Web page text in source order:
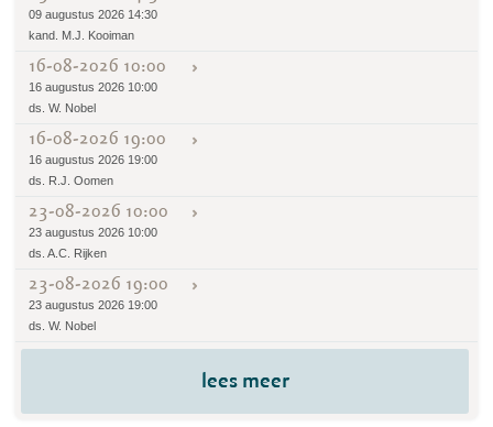
09 augustus 2026 14:30
kand. M.J. Kooiman
16-08-2026 10:00
16 augustus 2026 10:00
ds. W. Nobel
16-08-2026 19:00
16 augustus 2026 19:00
ds. R.J. Oomen
23-08-2026 10:00
23 augustus 2026 10:00
ds. A.C. Rijken
23-08-2026 19:00
23 augustus 2026 19:00
ds. W. Nobel
lees meer